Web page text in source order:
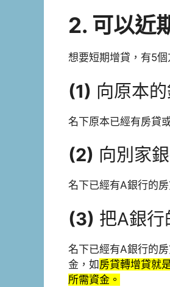
2. 可以近
想要短期增貸，有5個
(1) 向原本
名下原本已經有房貸
(2) 向別家
名下已經有A銀行的房
(3) 把A銀行
名下已經有A銀行的
金，如房貸轉增貸就
所需資金。